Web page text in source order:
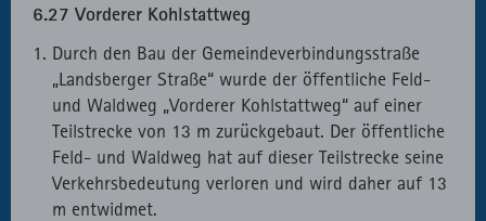
6.27 Vorderer Kohlstattweg
Durch den Bau der Gemeindeverbindungsstraße
„Landsberger Straße“ wurde der öffentliche Feld-
und Waldweg „Vorderer Kohlstattweg“ auf einer
Teilstrecke von 13 m zurückgebaut. Der öffentliche
Feld- und Waldweg hat auf dieser Teilstrecke seine
Verkehrsbedeutung verloren und wird daher auf 13
m entwidmet.